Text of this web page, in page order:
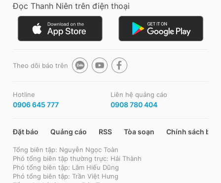
Đọc Thanh Niên trên điện thoại
Theo dõi báo trên
Hotline
0906 645 777
Liên hệ quảng cáo
0908 780 404
Đặt báo Quảng cáo RSS Tòa soạn Chính sách bảo
Tổng biên tập: Nguyễn Ngọc Toàn
Phó tổng biên tập thường trực: Hải Thành
Phó tổng biên tập: Lâm Hiếu Dũng
Phó tổng biên tập: Trần Việt Hưng